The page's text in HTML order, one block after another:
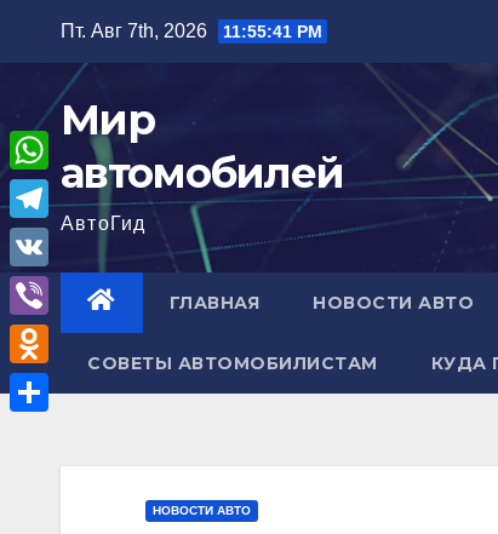
содержимому
Пт. Авг 7th, 2026 11:55:42 PM
Мир
автомобилей
АвтоГид
ГЛАВНАЯ НОВОСТИ АВТО
СОВЕТЫ АВТОМОБИЛИСТАМ КУДА
НОВОСТИ АВТО
W
h
a
A
T
e
l
e
g
V
K
V
i
b
O